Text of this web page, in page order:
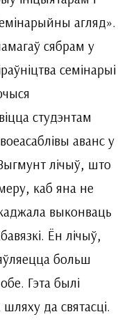
агляд».
сябрам у
семінарыі
студэнтам
аванс у
лічыў, што
каб яна не
выконваць
Ён лічыў,
больш
Гэта былі
да святасці.